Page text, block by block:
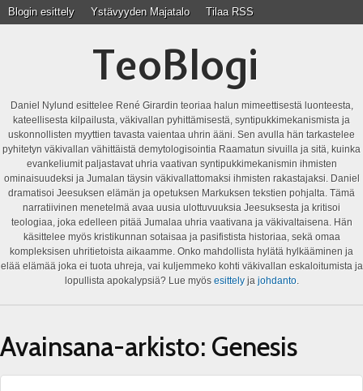
Blogin esittely Ystävyyden Majatalo Tilaa RSS
TeoBlogi
Daniel Nylund esittelee René Girardin teoriaa halun mimeettisestä luonteesta,
kateellisesta kilpailusta, väkivallan pyhittämisestä, syntipukkimekanismista ja
uskonnollisten myyttien tavasta vaientaa uhrin ääni. Sen avulla hän tarkastelee
pyhitetyn väkivallan vähittäistä demytologisointia Raamatun sivuilla ja sitä, kuinka
evankeliumit paljastavat uhria vaativan syntipukkimekanismin ihmisten
ominaisuudeksi ja Jumalan täysin väkivallattomaksi ihmisten rakastajaksi. Daniel
dramatisoi Jeesuksen elämän ja opetuksen Markuksen tekstien pohjalta. Tämä
narratiivinen menetelmä avaa uusia ulottuvuuksia Jeesuksesta ja kritisoi
teologiaa, joka edelleen pitää Jumalaa uhria vaativana ja väkivaltaisena. Hän
käsittelee myös kristikunnan sotaisaa ja pasifistista historiaa, sekä omaa
kompleksisen uhritietoista aikaamme. Onko mahdollista hylätä hylkääminen ja
elää elämää joka ei tuota uhreja, vai kuljemmeko kohti väkivallan eskaloitumista ja
lopullista apokalypsiä? Lue myös esittelyja johdanto.
Avainsana-arkisto: Genesis